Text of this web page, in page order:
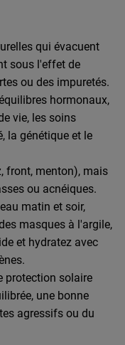
qui évacuent
sous l'effet de
ou des impuretés.
hormonaux,
vie, les soins
la génétique et le
front, menton), mais
ou acnéiques.
matin et soir,
masques à l'argile,
et hydratez avec
protection solaire
une bonne
agressifs ou du